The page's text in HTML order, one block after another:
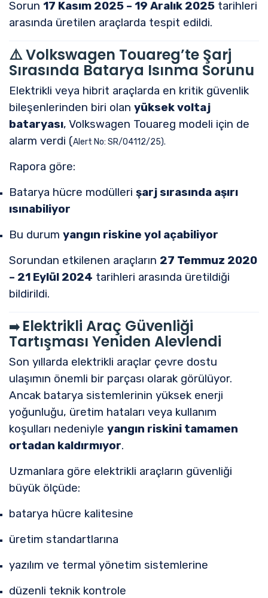
Sorun 17 Kasım 2025 – 19 Aralık 2025 tarihleri
arasında üretilen araçlarda tespit edildi.
⚠️ Volkswagen Touareg’te Şarj
Sırasında Batarya Isınma Sorunu
Elektrikli veya hibrit araçlarda en kritik güvenlik
bileşenlerinden biri olan yüksek voltaj
bataryası, Volkswagen Touareg modeli için de
alarm verdi (Alert No: SR/04112/25).
Rapora göre:
Batarya hücre modülleri şarj sırasında aşırı
ısınabiliyor
Bu durum yangın riskine yol açabiliyor
Sorundan etkilenen araçların 27 Temmuz 2020
– 21 Eylül 2024 tarihleri arasında üretildiği
bildirildi.
➡️ Elektrikli Araç Güvenliği
Tartışması Yeniden Alevlendi
Son yıllarda elektrikli araçlar çevre dostu
ulaşımın önemli bir parçası olarak görülüyor.
Ancak batarya sistemlerinin yüksek enerji
yoğunluğu, üretim hataları veya kullanım
koşulları nedeniyle yangın riskini tamamen
ortadan kaldırmıyor.
Uzmanlara göre elektrikli araçların güvenliği
büyük ölçüde:
batarya hücre kalitesine
üretim standartlarına
yazılım ve termal yönetim sistemlerine
düzenli teknik kontrole